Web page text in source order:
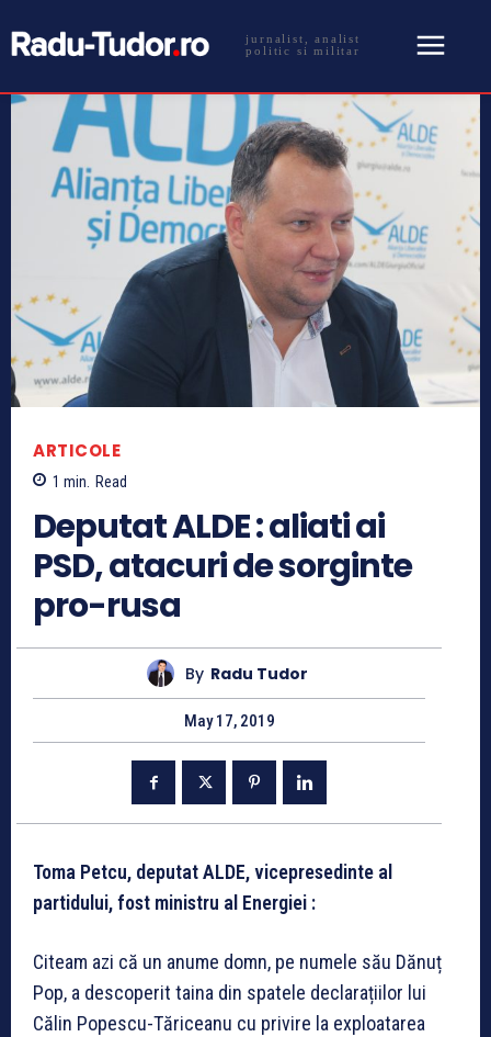
jurnalist, analist
politic si militar
ARTICOLE
1 min. Read
Deputat ALDE : aliati ai
PSD, atacuri de sorginte
pro-rusa
By Radu Tudor
May 17, 2019
Toma Petcu, deputat ALDE, vicepresedinte al
partidului, fost ministru al Energiei :
Citeam azi că un anume domn, pe numele său Dănuț
Pop, a descoperit taina din spatele declarațiilor lui
Călin Popescu-Tăriceanu cu privire la exploatarea